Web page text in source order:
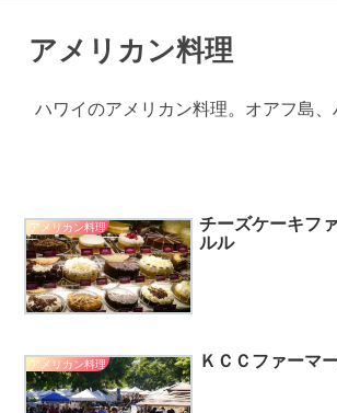
アメリカン料理
ハワイのアメリカン料理。オアフ島、
アメリカン料理
チーズケーキフ
ルル
アメリカン料理 ＫＣＣファーマ